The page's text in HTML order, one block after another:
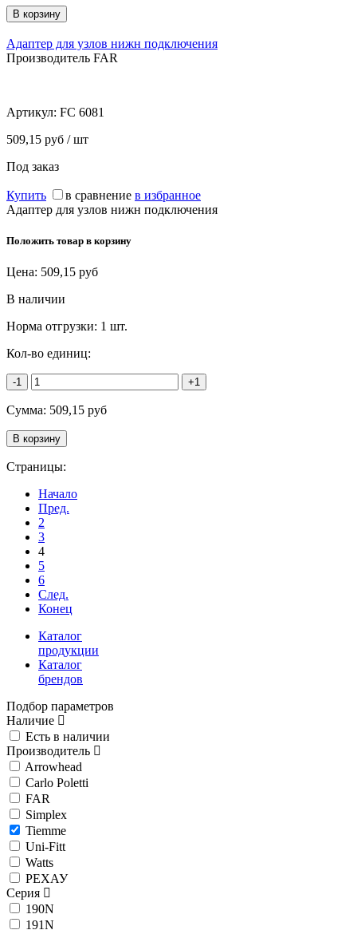
Адаптер для узлов нижн подключения
Производитель FAR
Артикул: FC 6081
509,15 руб / шт
Под заказ
Купить в сравнение в избранное
Адаптер для узлов нижн подключения
Положить товар в корзину
Цена: 509,15 руб
В наличии
Норма отгрузки: 1 шт.
Кол-во единиц:
-1 +1
Сумма: 509,15 руб
Страницы:
Начало
Пред.
2
3
4
5
6
След.
Конец
Каталог
продукции
Каталог
брендов
Подбор параметров
Наличие
Есть в наличии
Производитель
Arrowhead
Carlo Poletti
FAR
Simplex
Tiemme
Uni-Fitt
Watts
РЕХАУ
Серия
190N
191N